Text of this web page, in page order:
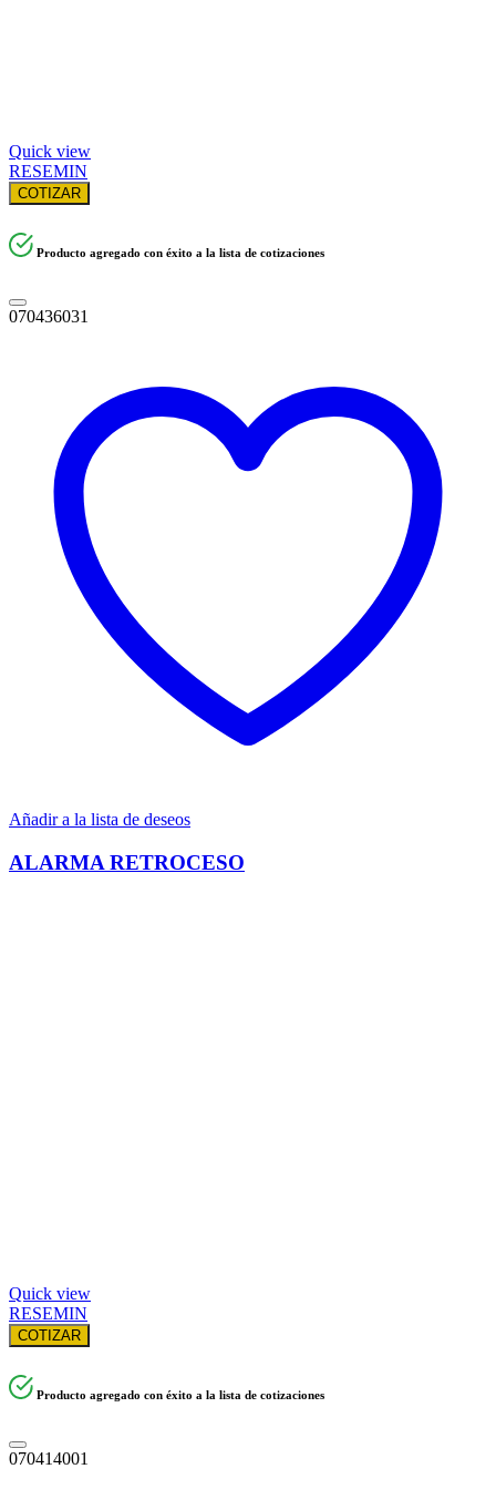
Quick view
RESEMIN
COTIZAR
Producto agregado con éxito a la lista de cotizaciones
070436031
Añadir a la lista de deseos
ALARMA RETROCESO
Quick view
RESEMIN
COTIZAR
Producto agregado con éxito a la lista de cotizaciones
070414001